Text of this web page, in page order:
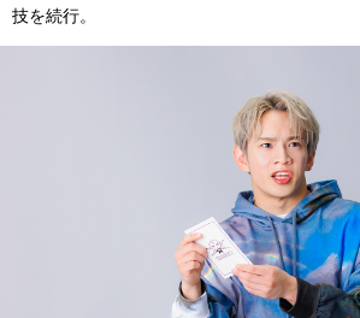
技を続行。